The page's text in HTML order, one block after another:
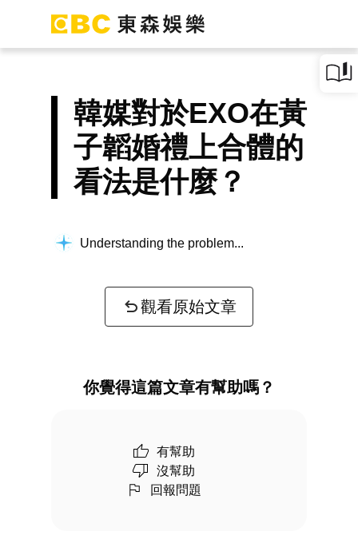
韓媒對於EXO在黃
子韜婚禮上合體的
看法是什麼？
Understanding the problem...
觀看原始文章
你覺得這篇文章有幫助嗎？
有幫助
沒幫助
回報問題